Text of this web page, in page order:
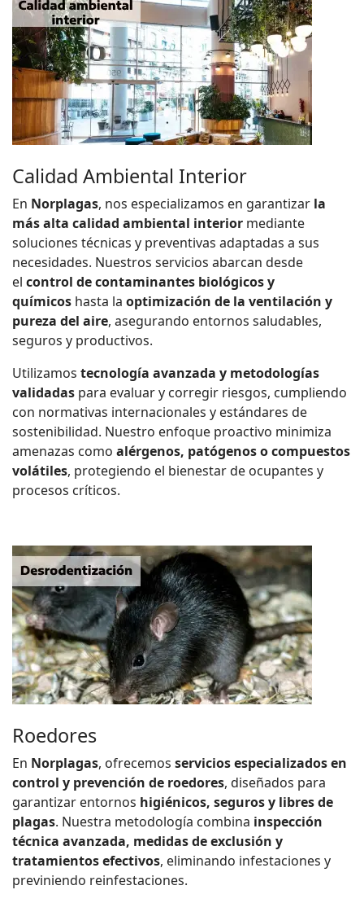
Calidad Ambiental Interior
En Norplagas, nos especializamos en garantizar la
más alta calidad ambiental interior mediante
soluciones técnicas y preventivas adaptadas a sus
necesidades. Nuestros servicios abarcan desde
el control de contaminantes biológicos y
químicos hasta la optimización de la ventilación y
pureza del aire, asegurando entornos saludables,
seguros y productivos.
Utilizamos tecnología avanzada y metodologías
validadas para evaluar y corregir riesgos, cumpliendo
con normativas internacionales y estándares de
sostenibilidad. Nuestro enfoque proactivo minimiza
amenazas como alérgenos, patógenos o compuestos
volátiles, protegiendo el bienestar de ocupantes y
procesos críticos.
Roedores
En Norplagas, ofrecemos servicios especializados en
control y prevención de roedores, diseñados para
garantizar entornos higiénicos, seguros y libres de
plagas. Nuestra metodología combina inspección
técnica avanzada, medidas de exclusión y
tratamientos efectivos, eliminando infestaciones y
previniendo reinfestaciones.